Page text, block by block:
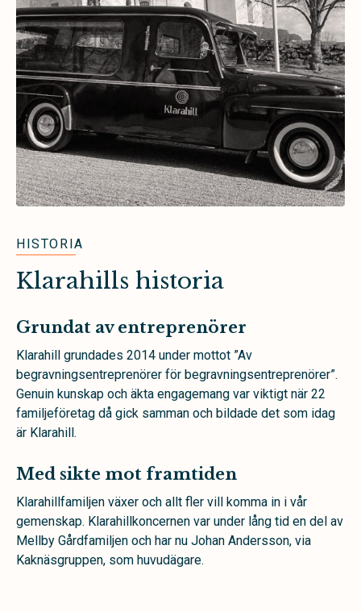
HISTORIA
Klarahills historia
Grundat av entreprenörer
Klarahill grundades 2014 under mottot ”Av
begravningsentreprenörer för begravningsentreprenörer”.
Genuin kunskap och äkta engagemang var viktigt när 22
familjeföretag då gick samman och bildade det som idag
är Klarahill.
Med sikte mot framtiden
Klarahillfamiljen växer och allt fler vill komma in i vår
gemenskap. Klarahillkoncernen var under lång tid en del av
Mellby Gårdfamiljen och har nu Johan Andersson, via
Kaknäsgruppen, som huvudägare.